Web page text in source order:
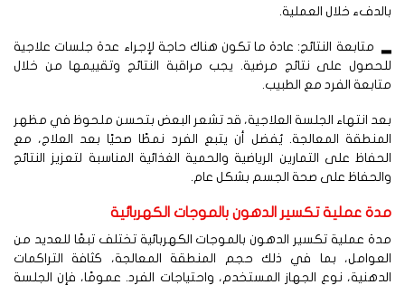
خلال العملية.
متابعة النتائج: عادة ما تكون هناك حاجة لإجراء عدة جلسات علاجية
على نتائج مرضية. يجب مراقبة النتائج وتقييمها من خلال
الفرد مع الطبيب.
انتهاء الجلسة العلاجية، قد تشعر البعض بتحسن ملحوظ في مظهر
المعالجة. يُفضل أن يتبع الفرد نمطًا صحيًا بعد العلاج، مع
على التمارين الرياضية والحمية الغذائية المناسبة لتعزيز النتائج
على صحة الجسم بشكل عام.
عملية تكسير الدهون بالموجات الكهربائية
عملية تكسير الدهون بالموجات الكهربائية تختلف تبعًا للعديد من
بما في ذلك حجم المنطقة المعالجة، كثافة التراكمات
نوع الجهاز المستخدم، واحتياجات الفرد. عمومًا، فإن الجلسة